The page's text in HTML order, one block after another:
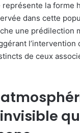
représente la forme
dans cette
une prédilection
l’intervention
de ceux